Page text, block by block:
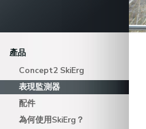
產品
Concept2 SkiErg
表現監測器
配件
為何使用SkiErg？